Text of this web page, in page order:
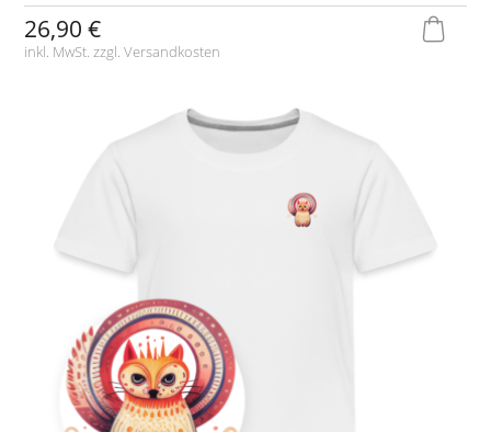
26,90 €
inkl. MwSt. zzgl.Versandkosten